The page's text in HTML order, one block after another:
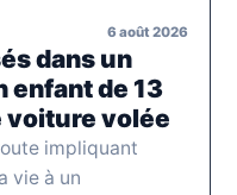
6 août 2026
dans un
enfant de 13
voiture volée
impliquant
vie à un